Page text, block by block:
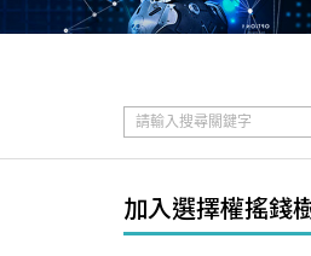
加入選擇權搖錢